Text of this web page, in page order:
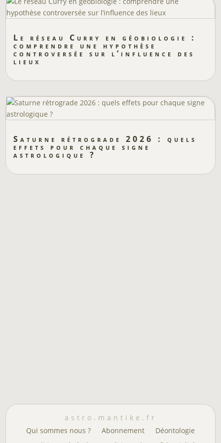
Le réseau Curry en géobiologie :
comprendre une hypothèse
controversée sur l’influence des
lieux
Saturne rétrograde 2026 : quels
effets pour chaque signe
astrologique ?
astro.mantike.fr
Qui sommes nous ?
Abonnement
Déontologie